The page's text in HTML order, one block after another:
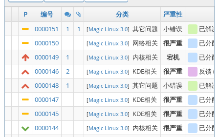
P 编号 分类 严重性
0000151
1 1 [Magic Linux 3.0] 其它问题 小错误 已解决
0000150
[Magic Linux 3.0] 网络相关 很严重 已分配
0000149
1 [Magic Linux 3.0] 内核相关 宕机 已分配
0000146
2 [Magic Linux 3.0] KDE相关 很严重 反馈(
0000148
1 [Magic Linux 3.0] 其它问题 小错误 已解决
0000147
[Magic Linux 3.0] KDE相关 很严重 已分配
0000145
[Magic Linux 3.0] KDE相关 很严重 已分配
0000144
[Magic Linux 3.0] 内核相关 很严重 已分配